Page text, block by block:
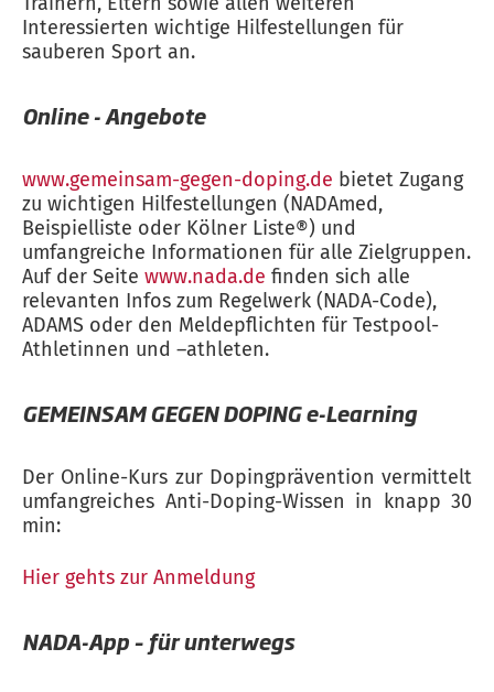
Interessierten wichtige Hilfestellungen für
sauberen Sport an.
Online - Angebote
www.gemeinsam-gegen-doping.de bietet Zugang
zu wichtigen Hilfestellungen (NADAmed,
Beispielliste oder Kölner Liste®) und
umfangreiche Informationen für alle Zielgruppen.
Auf der Seite www.nada.de finden sich alle
relevanten Infos zum Regelwerk (NADA-Code),
ADAMS oder den Meldepflichten für Testpool-
Athletinnen und –athleten.
GEMEINSAM GEGEN DOPING e-Learning
Der Online-Kurs zur Dopingprävention vermittelt
umfangreiches Anti-Doping-Wissen in knapp 30
min:
Hier gehts zur Anmeldung
NADA-App – für unterwegs